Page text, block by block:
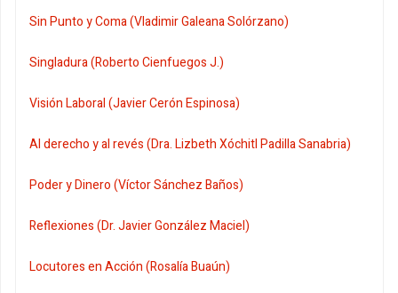
Sin Punto y Coma (Vladimir Galeana Solórzano)
Singladura (Roberto Cienfuegos J.)
Visión Laboral (Javier Cerón Espinosa)
Al derecho y al revés (Dra. Lizbeth Xóchitl Padilla Sanabria)
Poder y Dinero (Víctor Sánchez Baños)
Reflexiones (Dr. Javier González Maciel)
Locutores en Acción (Rosalía Buaún)